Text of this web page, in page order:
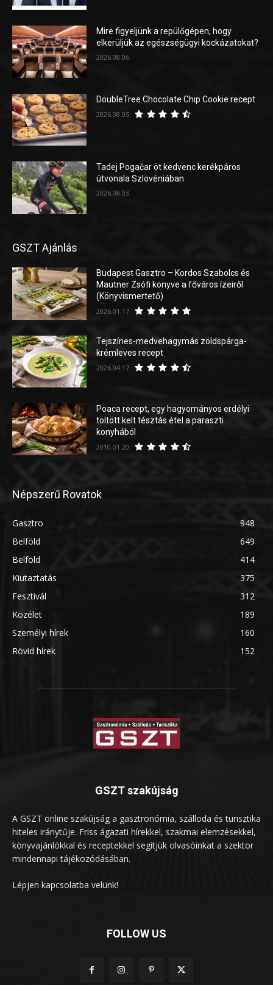
Mire figyeljünk a repülőgépen, hogy
elkerüljük az egészségügyi kockázatokat?
2026.08.06.
DoubleTree Chocolate Chip Cookie recept
2026.08.05.
Tadej Pogačar öt kedvenc kerékpáros
útvonala Szlovéniában
2026.08.03.
GSZT Ajánlás
Budapest Gasztro – Kordos Szabolcs és
Mautner Zsófi könyve a főváros ízeiről
(Könyvismertető)
2026.01.17.
Tejszínes-medvehagymás zöldspárga-
krémleves recept
2026.04.17.
Poaca recept, egy hagyományos erdélyi
töltött kelt tésztás étel a paraszti
konyhából
2010.01.20.
Népszerű Rovatok
Gasztro
948
Belföld
649
Belföld
414
Kiutaztatás
375
Fesztivál
312
Közélet
189
Személyi hírek
160
Rövid hírek
152
GSZT szakújság
A GSZT online szakújság a gasztronómia, szálloda és turisztika
hiteles iránytűje. Friss ágazati hírekkel, szakmai elemzésekkel,
könyvajánlókkal és receptekkel segítjük olvasóinkat a szektor
mindennapi tájékozódásában.
Lépjen kapcsolatba velünk!
FOLLOW US